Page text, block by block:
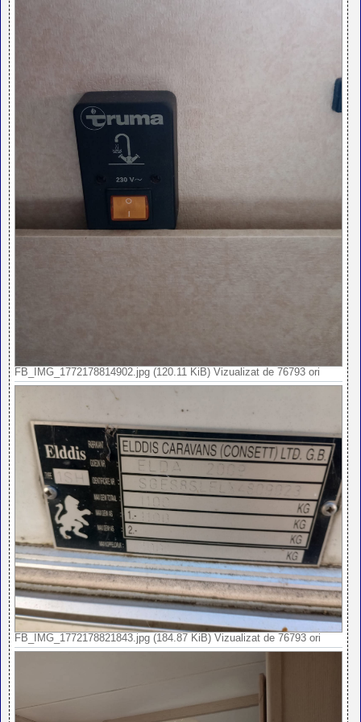
FB_IMG_1772178814902.jpg (120.11 KiB) Vizualizat de 76793 ori
FB_IMG_1772178821843.jpg (184.87 KiB) Vizualizat de 76793 ori